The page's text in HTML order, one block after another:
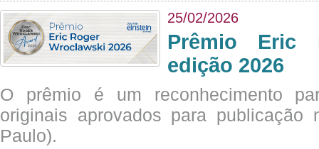
25/02/2026
Prêmio Eric
edição 2026
O prêmio é um reconhecimento
originais aprovados para publicação
Paulo).